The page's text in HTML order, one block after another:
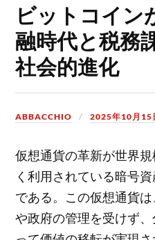
ビットコイン
融時代と税務
社会的進化
ABBACCHIO 2025年10月15
仮想通貨の革新が世界
く利用されている暗号
である。 この仮想通貨
や政府の管理を受けず